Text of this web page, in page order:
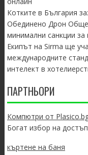
Котките в България
Обединено Дрон
минимални санкции
Екипът на Sirma ще
международните
интелект в
ПАРТНЬОРИ
Компютри от
Богат избор на
къртене на баня